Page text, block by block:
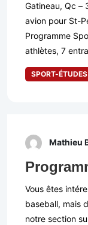
Gatineau, Qc –
avion pour St-
Programme
athlètes, 7
SPORT-ÉTUDES
Mathieu
Vous êtes
baseball, mais
notre section